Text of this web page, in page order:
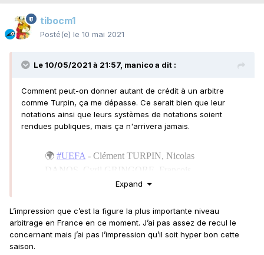
tibocm1
Posté(e) le 10 mai 2021
Le 10/05/2021 à 21:57, manicoa dit :
Comment peut-on donner autant de crédit à un arbitre
comme Turpin, ça me dépasse. Ce serait bien que leur
notations ainsi que leurs systèmes de notations soient
rendues publiques, mais ça n'arrivera jamais.
Expand
L’impression que c’est la figure la plus importante niveau
arbitrage en France en ce moment. J’ai pas assez de recul le
concernant mais j’ai pas l’impression qu’il soit hyper bon cette
saison.